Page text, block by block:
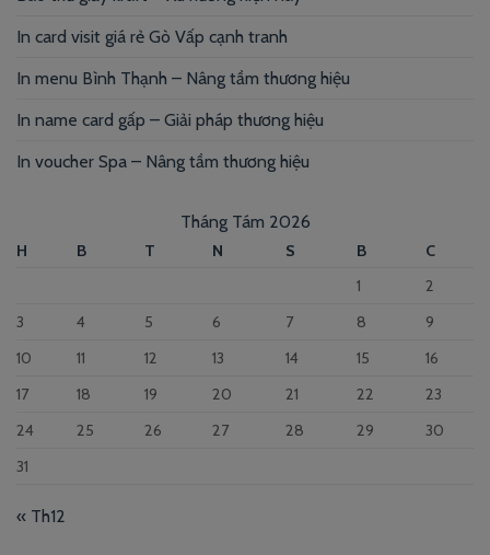
In card visit giá rẻ Gò Vấp cạnh tranh
In menu Bình Thạnh – Nâng tầm thương hiệu
In name card gấp – Giải pháp thương hiệu
In voucher Spa – Nâng tầm thương hiệu
Tháng Tám 2026
H B T N S B
C
1
2
3
4 5 6 7 8
9
10
11 12 13 14 15
16
17
18 19 20 21 22
23
24
25 26 27 28 29
30
31
« Th12